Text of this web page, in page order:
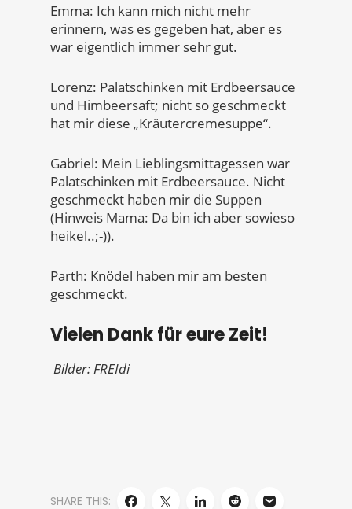
Emma: Ich kann mich nicht mehr
erinnern, was es gegeben hat, aber es
war eigentlich immer sehr gut.
Lorenz: Palatschinken mit Erdbeersauce
und Himbeersaft; nicht so geschmeckt
hat mir diese „Kräutercremesuppe“.
Gabriel: Mein Lieblingsmittagessen war
Palatschinken mit Erdbeersauce. Nicht
geschmeckt haben mir die Suppen
(Hinweis Mama: Da bin ich aber sowieso
heikel..;-)).
Parth: Knödel haben mir am besten
geschmeckt.
Vielen Dank für eure Zeit!
Bilder: FREIdi
SHARE THIS: